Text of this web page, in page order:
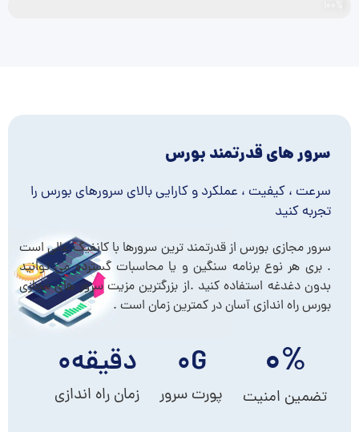
سرور های قدرتمند بورس
سرعت ، کیفیت ، عملکرد و کارایی بالای سرورهای بورس را
تجربه کنید
سرور مجازی بورس از قدرتمند ترین سرورها با کانفیگ عالی است
. بری هر نوع برنامه سنگین و یا محاسبات گسترده می توانید
بدون دغدغه استفاده کنید .از بزرگترین مزیت سرور های مجازی
بورس راه اندازی آسان در کمترین زمان است .
تضمین امنیت
%۰
پورت سرور
G۰
زمان راه اندازی
دقیقه۰